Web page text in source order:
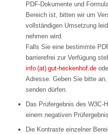
PDF-Dokumente und
Bereich ist, bitten wir um
vollständigen Umsetzung
nehmen wird.
Falls Sie eine bestimmte
barrierefrei zur Verfügung
info (at) gut-heckenhof.de
Adresse. Geben Sie bitte
senden dürfen.
Das Prüfergebnis des W3C-
einem negativen
Die Kontraste einzelner